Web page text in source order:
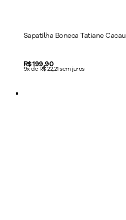
Sapatilha Boneca Tatiane Cacau
Price:
R$ 199,90
9x de R$ 22,21 sem juros